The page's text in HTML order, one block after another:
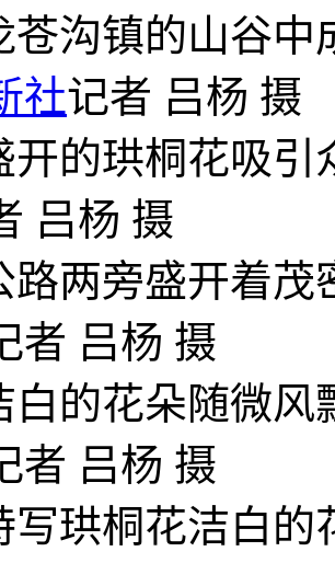
苍沟镇的山谷
社记者 吕杨 摄
开的珙桐花吸
吕杨 摄
路两旁盛开着
者 吕杨 摄
白的花朵随微
者 吕杨 摄
写珙桐花洁白的